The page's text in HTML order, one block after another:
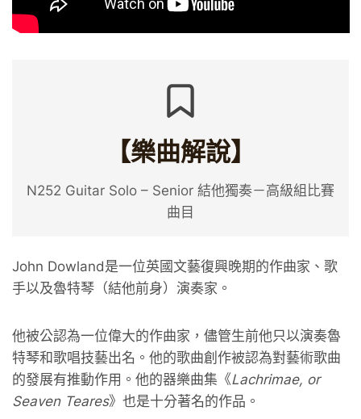
【樂曲解說】
N252 Guitar Solo – Senior 結他獨奏－高級組比賽
曲目
John Dowland是一位英國文藝復興晚期的作曲家、歌
手以及魯特琴（結他前身）演奏家。
他被公認為一位偉大的作曲家，儘管生前他只以演奏魯
特琴和歌唱技藝出名。他的歌曲創作被認為對藝術歌曲
的發展有推動作用。他的器樂曲集《Lachrimae, or
Seaven Teares》也是十分著名的作品。